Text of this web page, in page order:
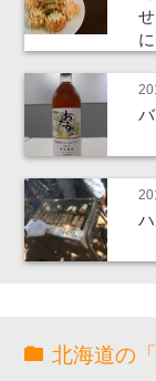
北海道の